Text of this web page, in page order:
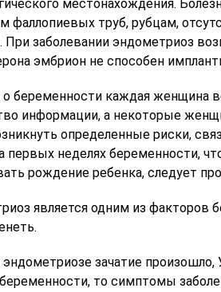
местонахождения.
фаллопиевых труб, рубцам,
При заболевании эндометриоз
эмбрион не способен
беременности каждая женщина
информации, а некоторые
определенные риски,
первых неделях беременности,
рождение ребенка, следует
является одним из
эндометриозе зачатие
то симптомы